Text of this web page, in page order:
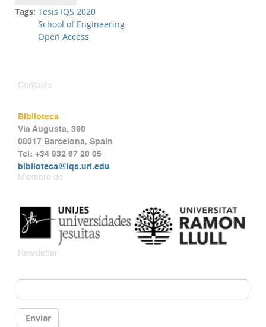
Tags: Tesis IQS 2020
School of Engineering
Open Access
Contacto
Biblioteca
Via Augusta, 390
08017 Barcelona, Spain
Tel: +34 932 67 20 05
biblioteca@iqs.url.edu
Miembro de
Newsletter
Enviar